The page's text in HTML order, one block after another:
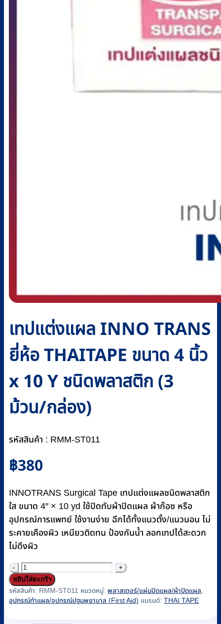
เทปแต่งแผล INNO TRANS
ยี่ห้อ THAITAPE ขนาด 4 นิ้ว
x 10 Y ชนิดพลาสติก (3
ม้วน/กล่อง)
รหัสสินค้า : RMM-ST011
฿380
INNOTRANS Surgical Tape เทปแต่งแผลชนิดพลาสติก
ใส ขนาด 4″ × 10 yd ใช้ปิดทับผ้าปิดแผล ผ้าก๊อซ หรือ
อุปกรณ์การแพทย์ ใช้งานง่าย ฉีกได้ทั้งแนวตั้ง/แนวนอน ไม่
ระคายเคืองผิว เหนียวติดทน ป้องกันน้ำ ลอกเทปได้สะดวก
ไม่ดึงผิว
จำนวน
เทป
แต่ง
หยิบใส่ตะกร้า
รหัสสินค้า: RMM-ST011 หมวดหมู่: พลาสเตอร์/แผ่นปิดแผล/ผ้าปิดแผล
อุปกรณ์ทำแผล/อุปกรณ์ปฐมพยาบาล (First Aid) แบรนด์: THAI TAPE